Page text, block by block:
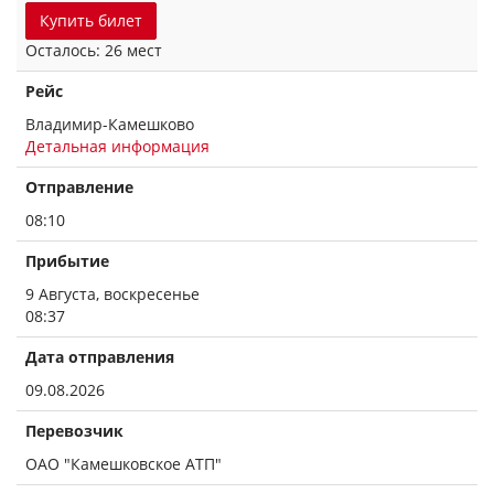
Купить билет
Осталось: 26 мест
Рейс
Владимир-Камешково
Детальная информация
Отправление
08:10
Прибытие
9 Августа, воскресенье
08:37
Дата отправления
09.08.2026
Перевозчик
ОАО "Камешковское АТП"